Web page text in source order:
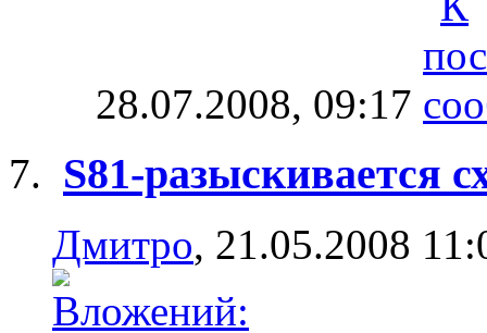
28.07.2008, 09:17
S81-разыскивается
Дмитро, 21.05.2008